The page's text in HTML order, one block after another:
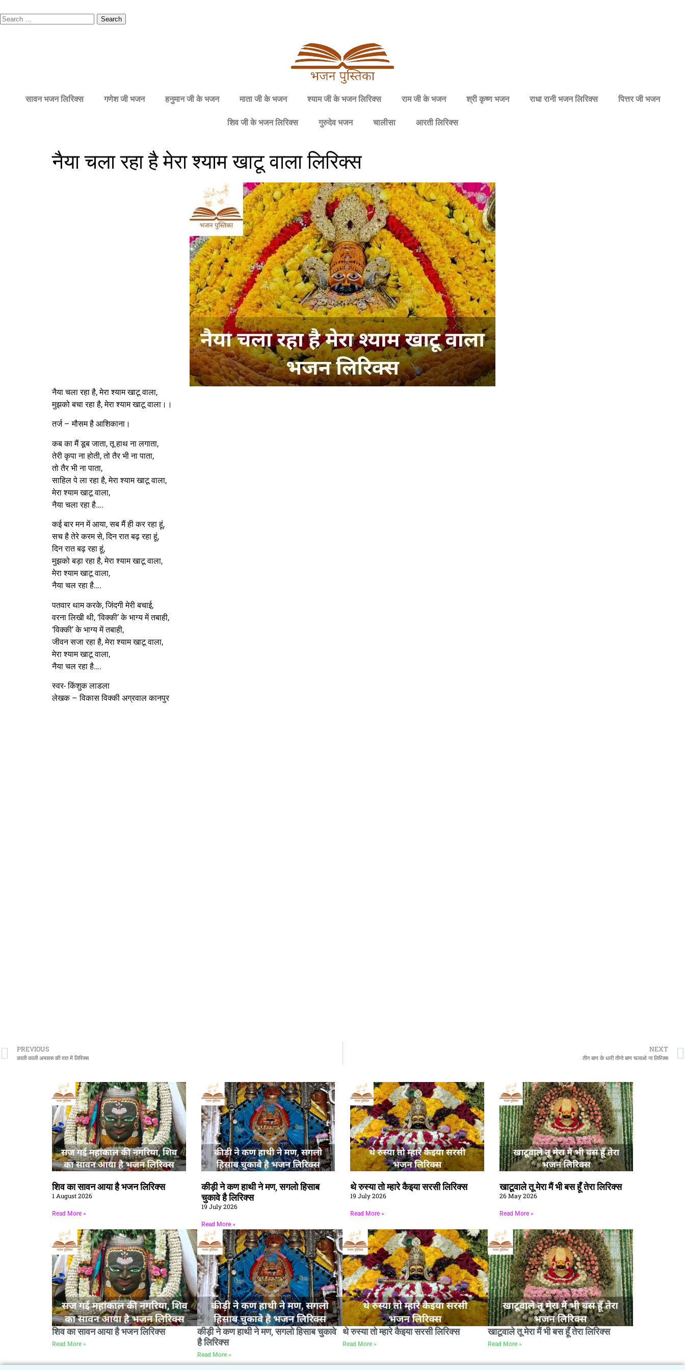
सावन भजन लिरिक्स गणेश जी भजन हनुमान जी के भजन माता जी के भजन श्याम जी के भजन लिरिक्स राम जी के भजन श्री कृष्ण भजन राधा रानी भजन लिरिक्स पित्तर जी भजन
शिव जी के भजन लिरिक्स गुरुदेव भजन चालीसा आरती लिरिक्स
नैया चला रहा है मेरा श्याम खाटू वाला लिरिक्स
नैया चला रहा है, मेरा श्याम खाटू वाला,
मुझको बचा रहा है, मेरा श्याम खाटू वाला।।
तर्ज – मौसम है आशिकाना।
कब का मैं डूब जाता, तू हाथ ना लगाता,
तेरी कृपा ना होती, तो तैर भी ना पाता,
तो तैर भी ना पाता,
साहिल पे ला रहा है, मेरा श्याम खाटू वाला,
मेरा श्याम खाटू वाला,
नैया चला रहा है….
कई बार मन में आया, सब मैं ही कर रहा हूं,
सच है तेरे करम से, दिन रात बढ़ रहा हूं,
दिन रात बढ़ रहा हूं,
मुझको बड़ा रहा है, मेरा श्याम खाटू वाला,
मेरा श्याम खाटू वाला,
नैया चल रहा है….
पतवार थाम करके, जिंदगी मेरी बचाई,
वरना लिखी थी, ‘विक्की’ के भाग्य में तबाही,
‘विक्की’ के भाग्य में तबाही,
जीवन सजा रहा है, मेरा श्याम खाटू वाला,
मेरा श्याम खाटू वाला,
नैया चल रहा है….
स्वर- किंशुक लाडला
लेखक – विकास विक्की अग्रवाल कानपुर
PREVIOUS
काली काली अमावस की रात में लिरिक्स
NEXT
तीन बाण के धारी तीनो बाण चलाओ ना लिरिक्स
शिव का सावन आया है भजन लिरिक्स
1 August 2026
Read More »
कीड़ी ने कण हाथी ने मण, सगलो हिसाब
चुकावे है लिरिक्स
19 July 2026
Read More »
थे रुस्या तो म्हारे कैइया सरसी लिरिक्स
19 July 2026
Read More »
खाटूवाले तू मेरा मैं भी बस हूँ तेरा लिरिक्स
26 May 2026
Read More »
शिव का सावन आया है भजन लिरिक्स
Read More »
कीड़ी ने कण हाथी ने मण, सगलो हिसाब चुकावे
है लिरिक्स
Read More »
थे रुस्या तो म्हारे कैइया सरसी लिरिक्स
Read More »
खाटूवाले तू मेरा मैं भी बस हूँ तेरा लिरिक्स
Read More »